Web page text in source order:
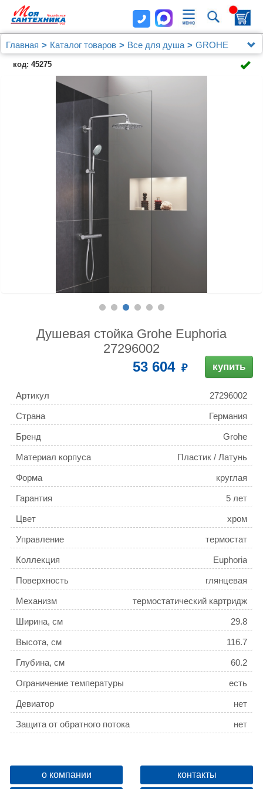
Главная Каталог товаров Все для душа
GROHE
Душевая стойка Grohe Euphoria 27296002
код: 45275
Душевая стойка Grohe Euphoria
27296002
53 604 купить
Артикул 27296002
Страна Германия
Бренд Grohe
Материал корпуса Пластик / Латунь
Форма круглая
Гарантия 5 лет
Цвет хром
Управление термостат
Коллекция Euphoria
Поверхность глянцевая
Механизм термостатический картридж
Ширина, см 29.8
Высота, см 116.7
Глубина, см 60.2
Ограничение температуры есть
Девиатор нет
Защита от обратного потока нет
о компании контакты